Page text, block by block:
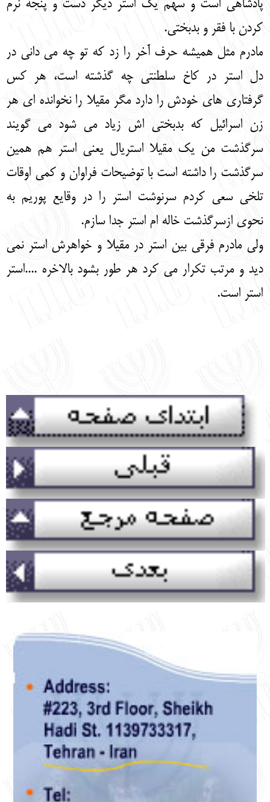
پادشاهی است و سهم یک استر دیگر دست و پنجه نرم
کردن با فقر و بدبختی.
مادرم مثل همیشه حرف آخر را زد که تو چه می دانی در
دل استر در کاخ سلطنتی چه گذشته است، هر کس
گرفتاری های خودش را دارد مگر مقیلا را نخوانده ای هر
زن اسرائیل که بدبختی اش زیاد می شود می گویند
سرگذشت من یک مقیلا استريال یعنی استر هم همین
سرگذشت را داشته است با توضیحات فراوان و کمی اوقات
تلخی سعی کردم سرنوشت استر را در وقایع پوریم به
نحوی ازسرگذشت خاله ام استر جدا سازم.
ولی مادرم فرقی بین استر در مقیلا و خواهرش استر نمی
دید و مرتب تکرار می کرد هر طور بشود بالاخره ....استر
استر است.